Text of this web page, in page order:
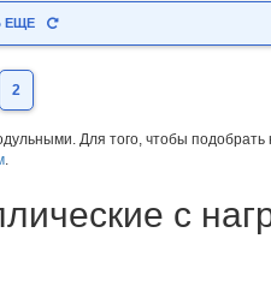
ЕЩЕ
2
Для того, чтобы
.
с